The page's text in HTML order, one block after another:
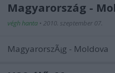
Magyarország -
végh hanta • 2010. szeptember 07.
MagyarorszÃ¡g - Moldova